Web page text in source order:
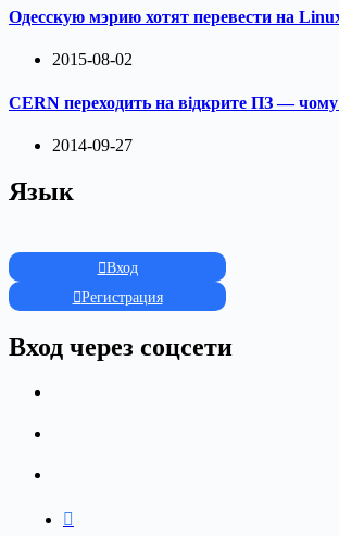
Одесскую мэрию хотят перевести на
2015-08-02
CERN переходить на відкрите ПЗ —
2014-09-27
Язык
Вход
Регистрация
Вход через соцсети